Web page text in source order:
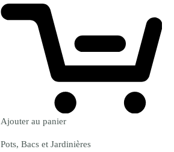
Ajouter au panier
Pots, Bacs et Jardinières